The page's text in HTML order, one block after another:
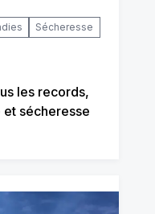
Sécheresse
les records,
sécheresse